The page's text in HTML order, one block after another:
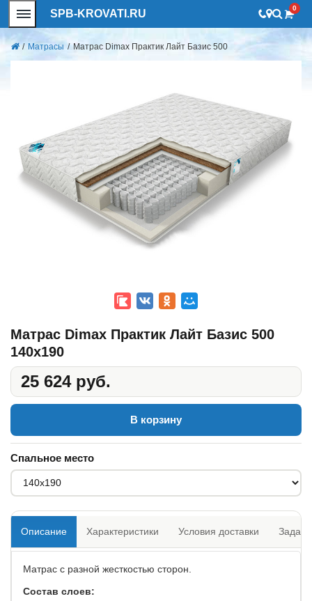
SPB-KROVATI.RU 0
/ Матрасы / Матрас Dimax Практик Лайт Базис 500
Матрас Dimax Практик Лайт Базис 500
140x190
25 624 руб.
В корзину
Спальное место
Описание Характеристики Условия доставки
Матрас с разной жесткостью сторон.
Состав слоев: